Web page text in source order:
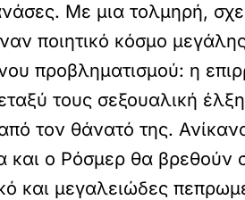
Με μια τολμηρή,
ποιητικό κόσμο
προβληματισμού: η
τους σεξουαλική
τον θάνατό της.
ο Ρόσμερ θα βρεθούν
και μεγαλειώδες